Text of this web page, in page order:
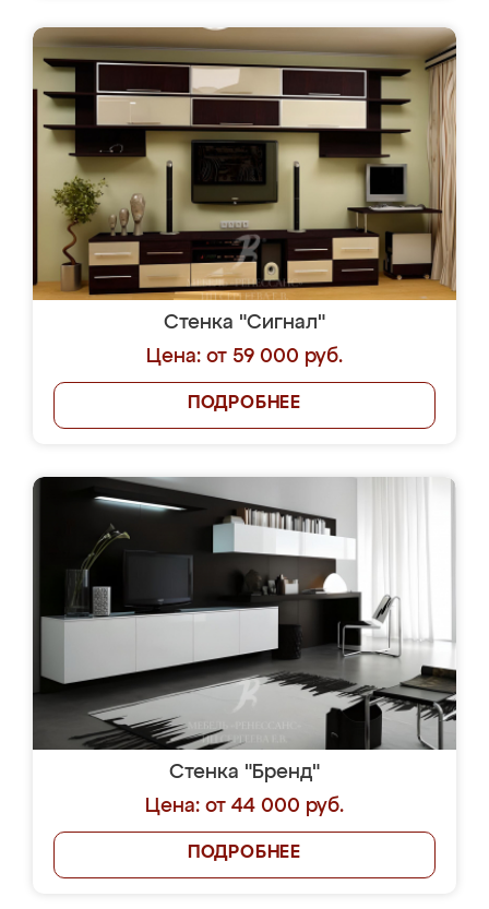
Стенка "Сигнал"
Цена: от 59 000 руб.
ПОДРОБНЕЕ
Стенка "Бренд"
Цена: от 44 000 руб.
ПОДРОБНЕЕ